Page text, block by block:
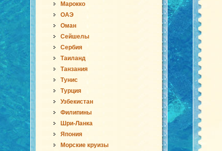
Марокко
ОАЭ
Оман
Сейшелы
Сербия
Таиланд
Танзания
Тунис
Турция
Узбекистан
Филипины
Шри-Ланка
Япония
Морские круизы